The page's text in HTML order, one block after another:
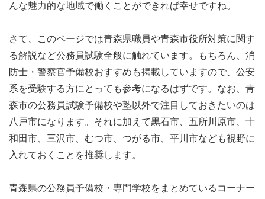
んな魅力的な地域で働くことができれば幸せですね。
さて、このページでは青森県職員や青森市役所対策に関す
る解説など公務員試験全般に触れています。もちろん、消
防士・警察官予備校おすすめも掲載していますので、公安
系を受験する方にとっても参考になるはずです。なお、青
森市の公務員試験予備校や塾以外で注目しておきたいのは
八戸市になります。それに加えて黒石市、五所川原市、十
和田市、三沢市、むつ市、つがる市、平川市なども視野に
入れておくことを推奨します。
青森県の公務員予備校・専門学校をまとめているコーナー